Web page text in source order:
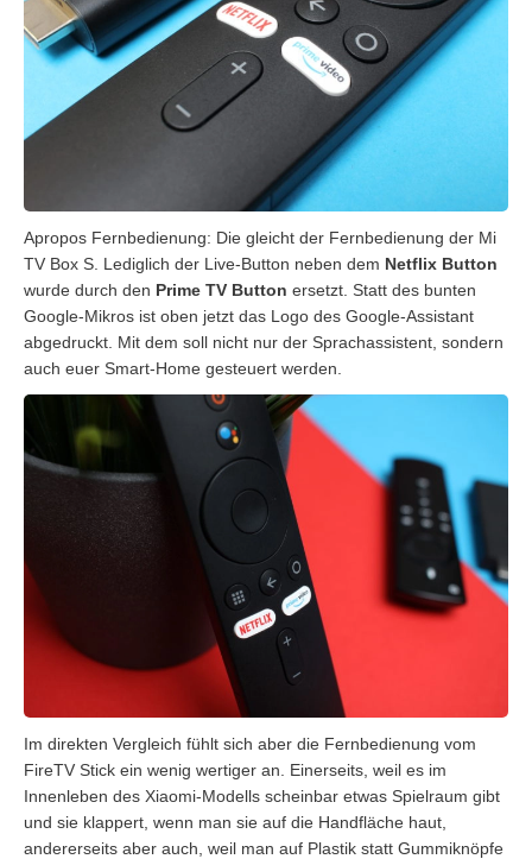
Apropos Fernbedienung: Die gleicht der Fernbedienung der Mi
TV Box S. Lediglich der Live-Button neben dem Netflix Button
wurde durch den Prime TV Button ersetzt. Statt des bunten
Google-Mikros ist oben jetzt das Logo des Google-Assistant
abgedruckt. Mit dem soll nicht nur der Sprachassistent, sondern
auch euer Smart-Home gesteuert werden.
Im direkten Vergleich fühlt sich aber die Fernbedienung vom
FireTV Stick ein wenig wertiger an. Einerseits, weil es im
Innenleben des Xiaomi-Modells scheinbar etwas Spielraum gibt
und sie klappert, wenn man sie auf die Handfläche haut,
andererseits aber auch, weil man auf Plastik statt Gummiknöpfe